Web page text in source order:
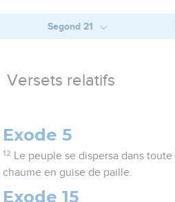
Segond 21
Versets relatifs
Exode 5
12
Le peuple se dispersa dans
chaume en guise de paille.
Exode 15